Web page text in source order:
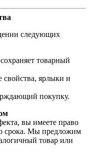
следующих
товарный
свойства, ярлыки и
покупку.
вы имеете право
срока. Мы предложим
товар или